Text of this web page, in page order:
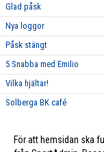
Glad påsk
Nya loggor
Påsk stängt
5 Snabba med Emilio
Vilka hjältar!
Solberga BK café
PåsklovsCamp på
För att hemsidan ska